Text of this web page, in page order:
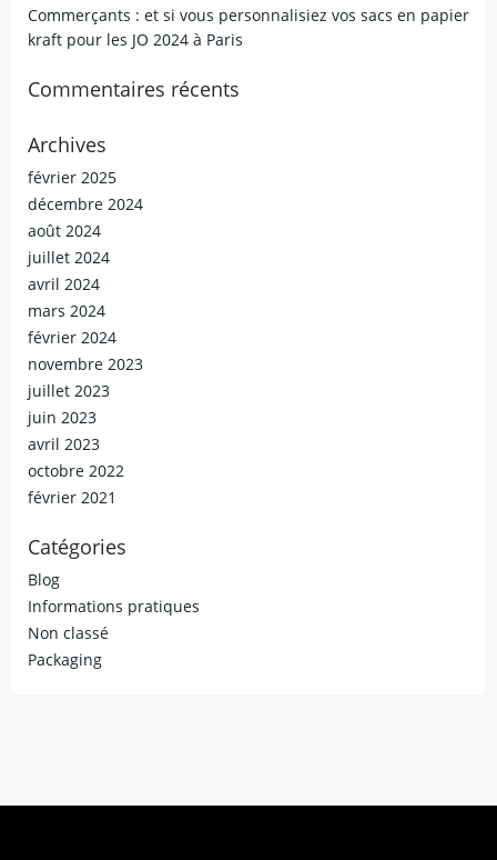
Commerçants : et si vous personnalisiez vos sacs en papier
kraft pour les JO 2024 à Paris
Commentaires récents
Archives
février 2025
décembre 2024
août 2024
juillet 2024
avril 2024
mars 2024
février 2024
novembre 2023
juillet 2023
juin 2023
avril 2023
octobre 2022
février 2021
Catégories
Blog
Informations pratiques
Non classé
Packaging